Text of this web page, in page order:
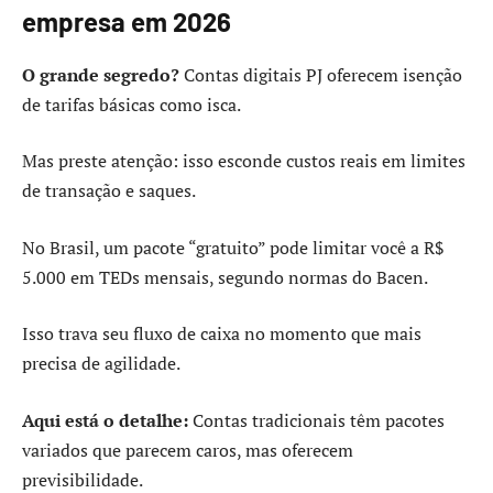
empresa em 2026
O grande segredo?Contas digitais PJ oferecem isenção
de tarifas básicas como isca.
Mas preste atenção: isso esconde custos reais em limites
de transação e saques.
No Brasil, um pacote “gratuito” pode limitar você a R$
5.000 em TEDs mensais, segundo normas do Bacen.
Isso trava seu fluxo de caixa no momento que mais
precisa de agilidade.
Aqui está o detalhe:Contas tradicionais têm pacotes
variados que parecem caros, mas oferecem
previsibilidade.